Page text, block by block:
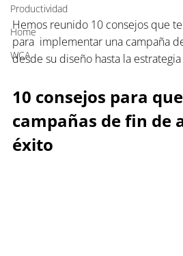
Productividad
Home
WCA
Hemos reunido 10 consejos que
para  implementar una campaña
desde su diseño hasta la
10 consejos para
campañas de fin de
éxito